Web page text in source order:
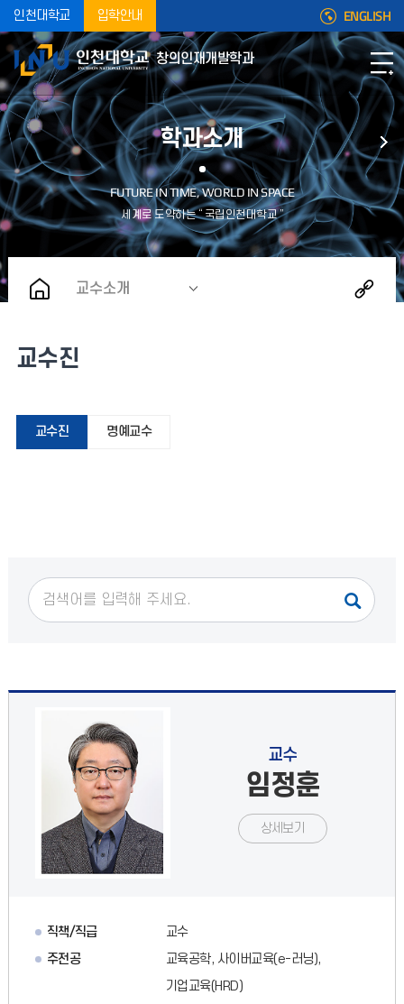
인천대학교 입학안내 ENGLISH
창의인재개발학과
학과소개
교수소개
교수진
교수진 명예교수
교수
임정훈
상세보기
직책/직급
교수
주전공
교육공학, 사이버교육(e-러닝),
기업교육(HRD)